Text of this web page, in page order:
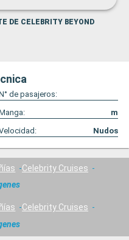
DE CELEBRITY BEYOND
de pasajeros:
m
Nudos
Celebrity Cruises
Celebrity Cruises